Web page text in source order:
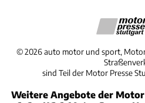
©2026 auto motor und sport,
sind Teil der Motor Presse
Weitere Angebote der